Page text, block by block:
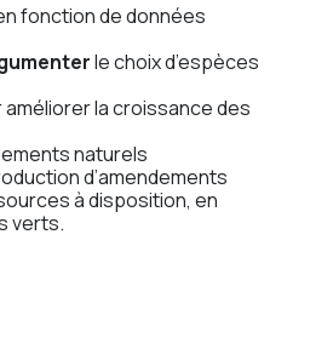
fonction de données
le choix d’espèces
améliorer la croissance des
naturels
d’amendements
à disposition, en
verts.